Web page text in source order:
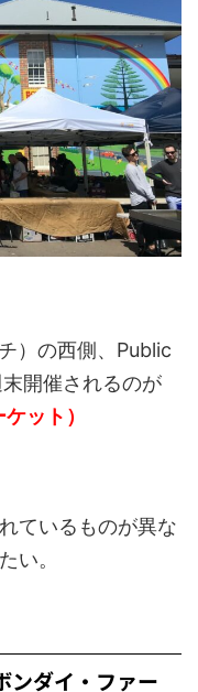
）の西側、Public
開催されるのが
ット）
ているものが異な
い。
ダイ・ファー